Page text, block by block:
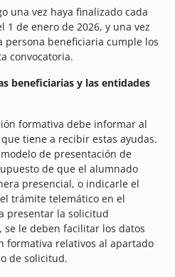
una vez haya finalizado cada
de enero de 2026, y una vez
persona beneficiaria cumple los
convocatoria.
beneficiarias y las entidades
formativa debe informar al
tiene a recibir estas ayudas.
de presentación de
de que el alumnado
presencial, o indicarle el
trámite telemático en el
presentar la solicitud
le deben facilitar los datos
formativa relativos al apartado
de solicitud.